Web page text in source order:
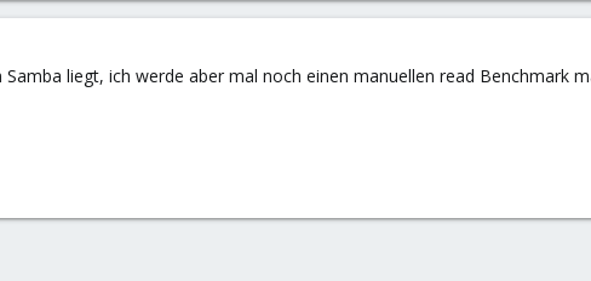
Samba liegt, ich werde aber mal noch einen manuellen read Benchmark